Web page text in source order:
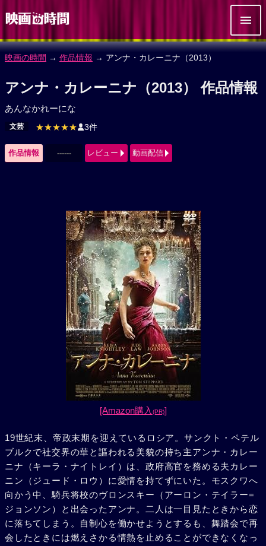
映画の時間 → 作品情報 → アンナ・カレーニナ（2013）
アンナ・カレーニナ（2013） 作品情報
あんなかれーにな
文芸 ★★★★★ 3件
作品情報 ------ レビュー 動画配信
[Amazon購入 (PR)]
19世紀末、帝政末期を迎えているロシア。サンクト・ペテル
ブルクで社交界の華と謳われる美貌の持ち主アンナ・カレー
ニナ（キーラ・ナイトレイ）は、政府高官を務める夫カレー
ニン（ジュード・ロウ）に愛情を持てずにいた。モスクワへ
向かう中、騎兵将校のヴロンスキー（アーロン・テイラー=
ジョンソン）と出会ったアンナ。二人は一目見たときから恋
に落ちてしまう。自制心を働かせようとするも、舞踏会で再
会したときには燃えさかる情熱を止めることができなくなっ